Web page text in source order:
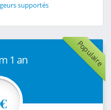
supportés
Populaire
1 an